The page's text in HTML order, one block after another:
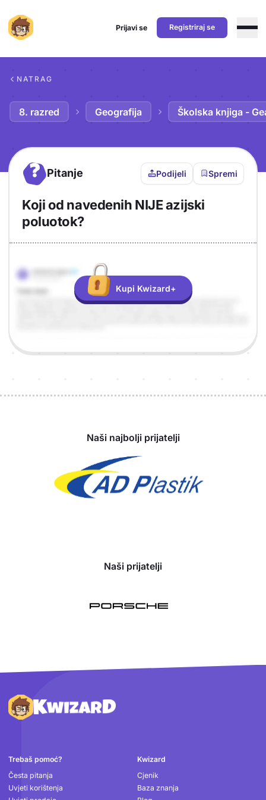
Prijavi se Registriraj se
NATRAG
8. razred Geografija Školska knjiga -
? Pitanje Podijeli Spremi
Koji od navedenih NIJE azijski
poluotok?
Odgovor
Objašnjenje
Kupi Kwizard+
Naši najbolji prijatelji
Naši prijatelji
Podnožje
Trebaš pomoć?
Česta pitanja
Uvjeti korištenja
Kwizard
Cjenik
Baza znanja